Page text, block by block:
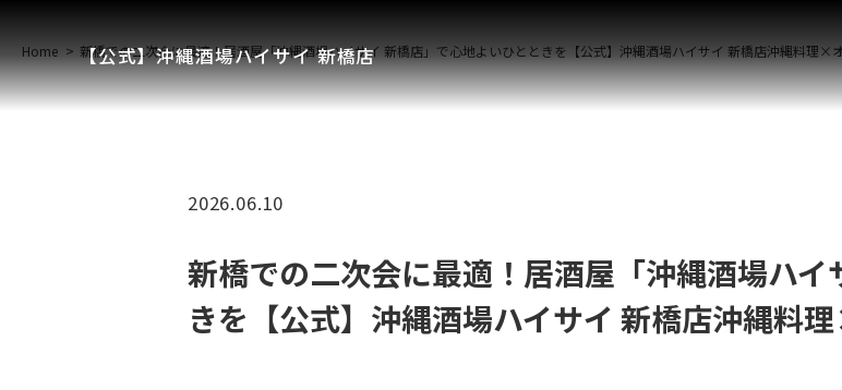
【公式】沖縄酒場ハイサイ 新橋店
Home 新橋での二次会に最適！居酒屋「沖縄酒場ハイサイ 新橋店」で心地よいひとときを【公式】沖縄酒場ハイサイ 新橋店沖縄料理×
2026.06.10
新橋での二次会に最適！居酒屋「沖縄酒場ハ
きを【公式】沖縄酒場ハイサイ 新橋店沖縄料